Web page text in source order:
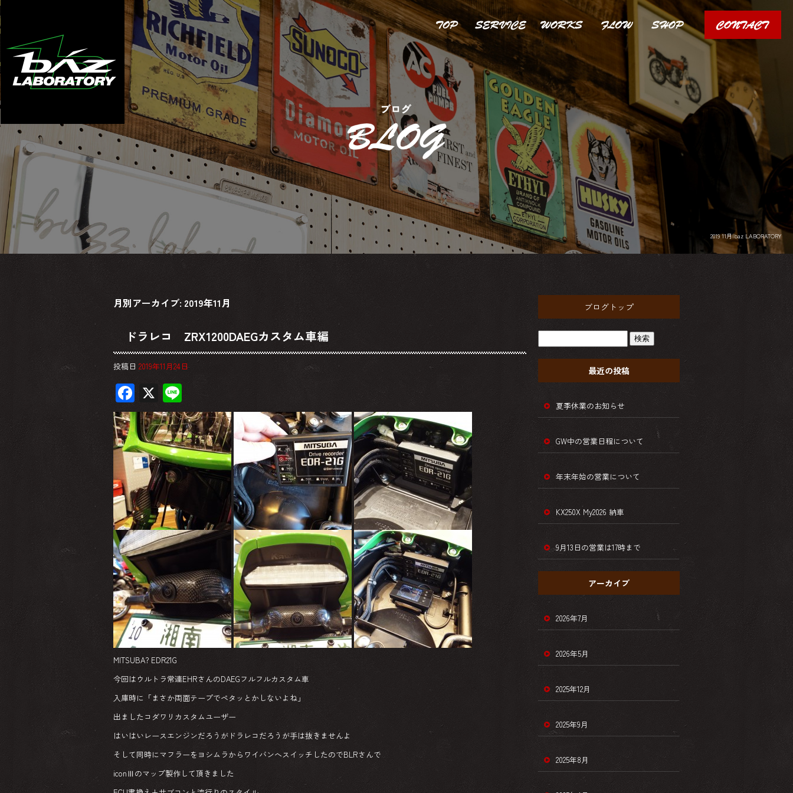
2019 11月|baz LABORATORY
月別アーカイブ: 2019年11月
ドラレコ ZRX1200DAEGカスタム車編
投稿日 2019年11月24日
F
ac
e
b
o
ok
X
ne
MITSUBA? EDR21G
今回はウルトラ常連EHRさんのDAEGフルフルカスタム車
入庫時に「まさか両面テープでペタッとかしないよね」
出ましたコダワリカスタムユーザー
はいはいレースエンジンだろうがドラレコだろうが手は抜きませんよ
そして同時にマフラーをヨシムラからワイバンへスイッチしたのでBLRさんで
iconⅢのマップ製作して頂きました
ブログトップ
最近の投稿
夏季休業のお知らせ
GW中の営業日程について
年末年始の営業について
KX250X My2026 納車
9月13日の営業は17時まで
アーカイブ
2026年7月
2026年5月
2025年12月
2025年9月
2025年8月